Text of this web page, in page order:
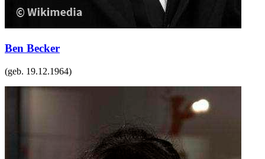
Ben Becker
(geb. 19.12.1964)